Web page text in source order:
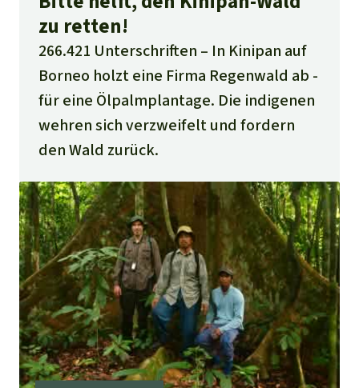
zu retten!
266.421 Unterschriften
In Kinipan auf
Borneo holzt eine Firma Regenwald ab -
für eine Ölpalmplantage. Die indigenen
wehren sich verzweifelt und fordern
den Wald zurück.